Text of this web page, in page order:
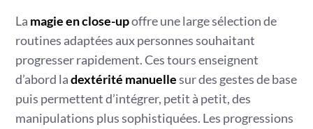
La magie en close-upoffre une large sélection de
routines adaptées aux personnes souhaitant
progresser rapidement. Ces tours enseignent
d’abord ladextérité manuellesur des gestes de base
puis permettent d’intégrer, petit à petit, des
manipulations plus sophistiquées. Les progressions